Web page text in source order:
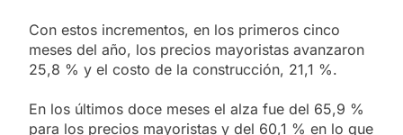
Con estos incrementos, en los primeros cinco
meses del año, los precios mayoristas avanzaron
25,8 % y el costo de la construcción, 21,1 %.
En los últimos doce meses el alza fue del 65,9 %
para los precios mayoristas y del 60,1 % en lo que